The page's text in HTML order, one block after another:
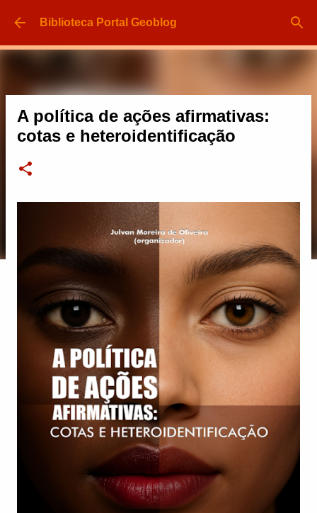
Pular para o conteúdo principal
Biblioteca Portal Geoblog
A política de ações afirmativas:
cotas e heteroidentificação